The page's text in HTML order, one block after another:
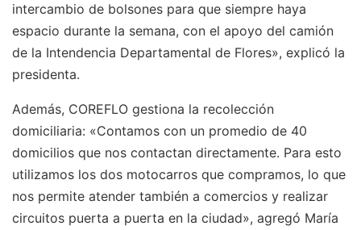
intercambio de bolsones para que siempre haya
espacio durante la semana, con el apoyo del camión
de la Intendencia Departamental de Flores», explicó la
presidenta.
Además, COREFLO gestiona la recolección
domiciliaria: «Contamos con un promedio de 40
domicilios que nos contactan directamente. Para esto
utilizamos los dos motocarros que compramos, lo que
nos permite atender también a comercios y realizar
circuitos puerta a puerta en la ciudad», agregó María